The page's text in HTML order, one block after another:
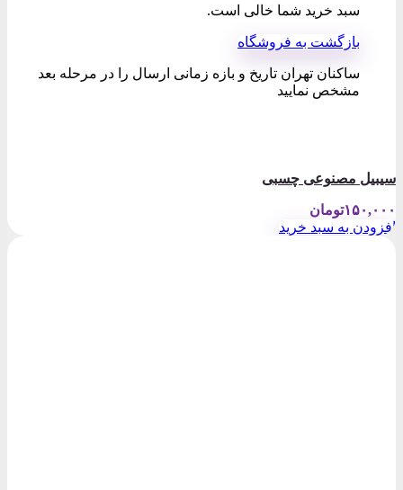
سبد خرید شما خالی است.
بازگشت به فروشگاه
ساکنان تهران تاریخ و بازه زمانی ارسال را در مرحله بعد
مشخص نمایید
سیبیل مصنوعی چسبی
۱۵۰,۰۰۰تومان
افزودن به سبد خرید